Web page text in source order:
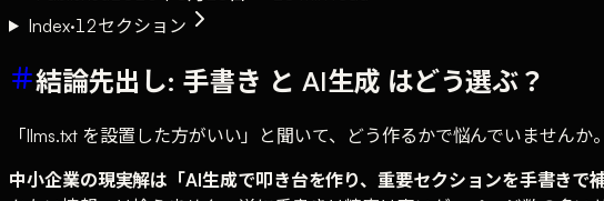
Index·12セクション
結論先出し: 手書き と AI生成 はどう選ぶ？
「llms.txt を設置した方がいい」と聞いて、どう作るかで悩んでいません
中小企業の現実解は「AI生成で叩き台を作り、重要セクションを手書きで補